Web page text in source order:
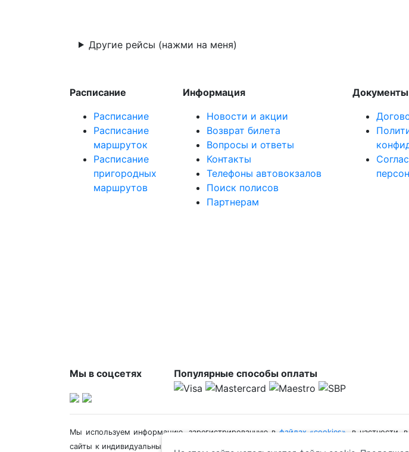
Другие рейсы (нажми на меня)
Расписание
Расписание
Расписание
маршруток
Расписание
пригородных
маршрутов
Информация
Новости и акции
Возврат билета
Вопросы и ответы
Контакты
Телефоны автовокзалов
Поиск полисов
Партнерам
Документы
Мы в соцсетях
Популярные способы оплаты
Мы используем информацию, зарегистрированную в файлах «cookies» , в частности,
сайты к индивидуальным потребностям Пользователей. Вы можете изменить